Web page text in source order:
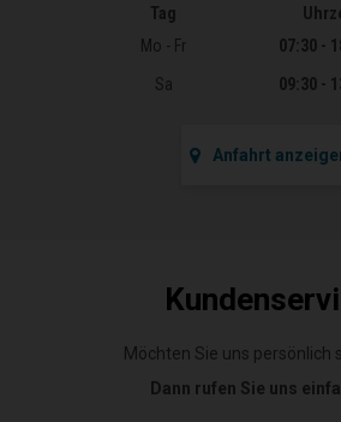
Öffnungszeiten
Tag
Mo - Fr
07:30 -
Sa
09:30 -
Anfahrt
Möchten Sie uns persönlich
Dann rufen Sie uns